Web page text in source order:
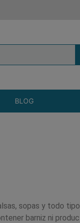
BLOG
sopas y todo
barniz ni